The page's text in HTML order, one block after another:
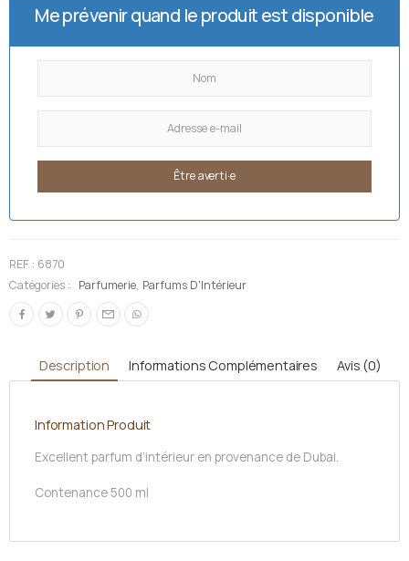
Me prévenir quand le produit est disponible
REF : 6870
Catégories :
Parfumerie, Parfums D'Intérieur
Description Informations Complémentaires Avis (0)
Information Produit
Excellent parfum d’intérieur en provenance de Dubai.
Contenance 500 ml